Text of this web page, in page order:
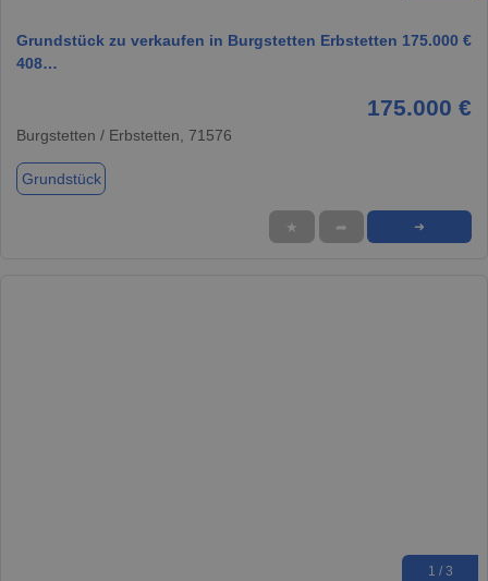
Grundstück zu verkaufen in Burgstetten Erbstetten 175.000 €
408…
175.000 €
Burgstetten / Erbstetten, 71576
Grundstück
★ ➦ ➜
1 / 3